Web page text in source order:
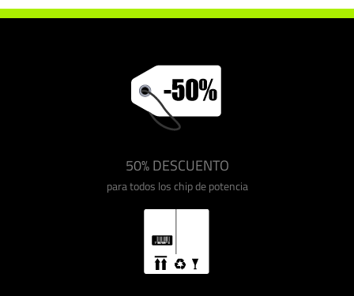
50% DESCUENTO
para todos los chip de potencia